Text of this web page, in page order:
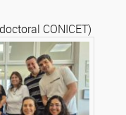
CONICET)